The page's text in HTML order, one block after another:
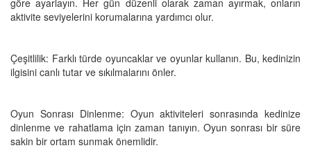
aktivite seviyelerini korumalarına yardımcı olur.
Çeşitlilik: Farklı türde oyuncaklar ve oyunlar kullanın. Bu, kedinizin
ilgisini canlı tutar ve sıkılmalarını önler.
Oyun Sonrası Dinlenme: Oyun aktiviteleri sonrasında kedinize
dinlenme ve rahatlama için zaman tanıyın. Oyun sonrası bir süre
sakin bir ortam sunmak önemlidir.